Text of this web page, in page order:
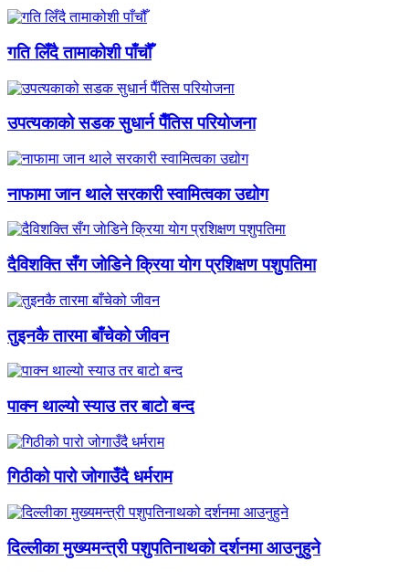
गति लिँदै तामाकोशी पाँचौँ
उपत्यकाको सडक सुधार्न पैँतिस परियोजना
नाफामा जान थाले सरकारी स्वामित्वका उद्योग
दैविशक्ति सँग जाेडिने क्रिया याेग प्रशिक्षण पशुपतिमा
तुइनकै तारमा बाँचेको जीवन
पाक्न थाल्यो स्याउ तर बाटो बन्द
गिठीको पारो जोगाउँदै धर्मराम
दिल्लीका मुख्यमन्त्री पशुपतिनाथको दर्शनमा आउनुहुने